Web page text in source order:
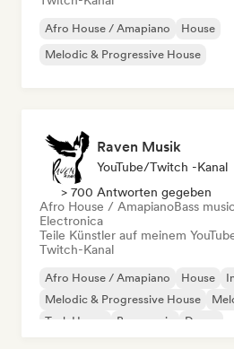
Afro House / Amapiano
House
Melodic & Progressive House
Raven Musik
YouTube/Twitch -Kanal
> 700 Antworten gegeben
Afro House / AmapianoBass music
Electronica
Teile Künstler auf meinem
Twitch-Kanal
Afro House / Amapiano House
Melodic & Progressive House
Tech House
Bass music Dance